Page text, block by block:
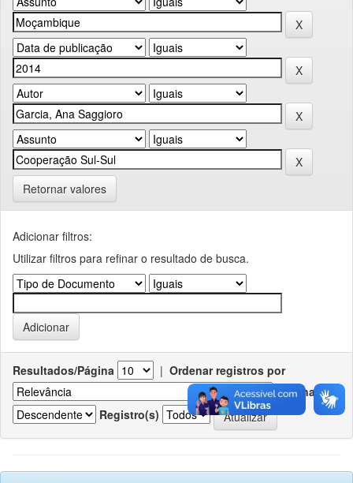
Retornar valores
Adicionar filtros:
Utilizar filtros para refinar o resultado de busca.
Resultados/Página | Ordenar registros por
Ordenar
Registro(s)